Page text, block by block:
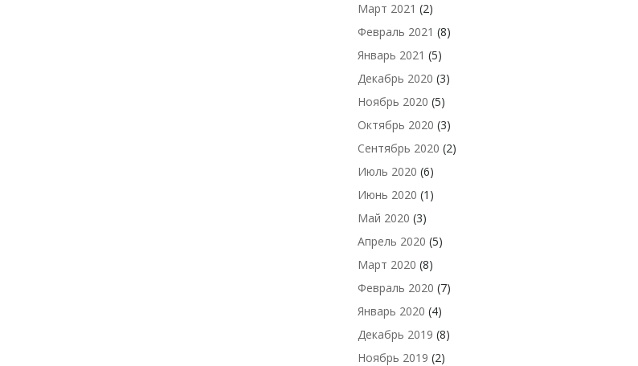
Март 2021 (2)
Февраль 2021 (8)
Январь 2021 (5)
Декабрь 2020 (3)
Ноябрь 2020 (5)
Октябрь 2020 (3)
Сентябрь 2020 (2)
Июль 2020 (6)
Июнь 2020 (1)
Май 2020 (3)
Апрель 2020 (5)
Март 2020 (8)
Февраль 2020 (7)
Январь 2020 (4)
Декабрь 2019 (8)
Ноябрь 2019 (2)